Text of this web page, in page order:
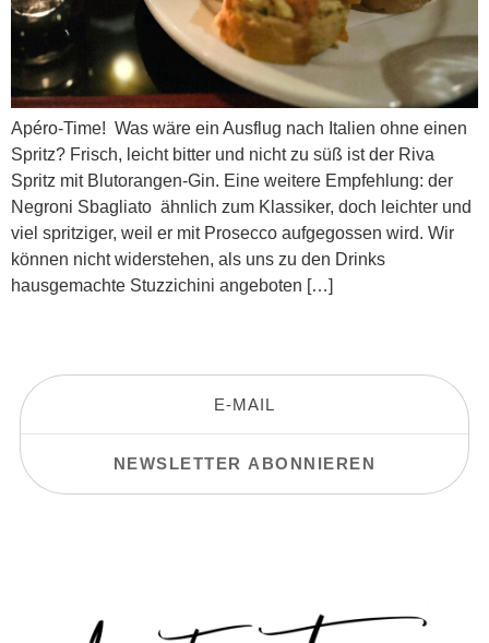
Apéro-Time! Was wäre ein Ausflug nach Italien ohne einen
Spritz? Frisch, leicht bitter und nicht zu süß ist der Riva
Spritz mit Blutorangen-Gin. Eine weitere Empfehlung: der
Negroni Sbagliato  ähnlich zum Klassiker, doch leichter und
viel spritziger, weil er mit Prosecco aufgegossen wird. Wir
können nicht widerstehen, als uns zu den Drinks
hausgemachte Stuzzichini angeboten […]